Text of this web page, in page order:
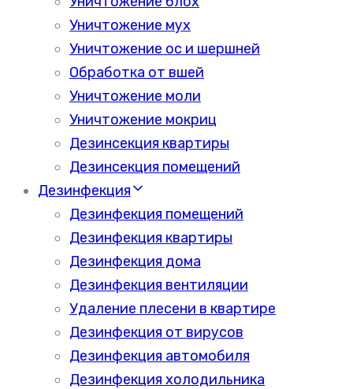
Уничтожение мух
Уничтожение ос и шершней
Обработка от вшей
Уничтожение моли
Уничтожение мокриц
Дезинсекция квартиры
Дезинсекция помещений
Дезинфекция
Дезинфекция помещений
Дезинфекция квартиры
Дезинфекция дома
Дезинфекция вентиляции
Удаление плесени в квартире
Дезинфекция от вирусов
Дезинфекция автомобиля
Дезинфекция холодильника